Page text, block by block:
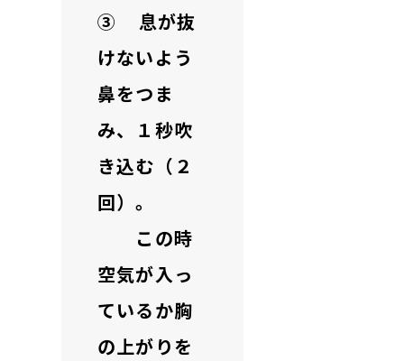
③ 息が抜
けないよう
鼻をつま
み、１秒吹
き込む（２
回）。
この時
空気が入っ
ているか胸
の上がりを